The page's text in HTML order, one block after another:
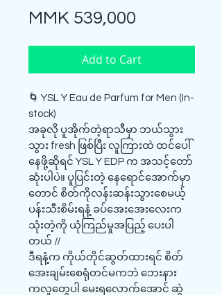
MMK 539,000
Add to Cart
🌀 YSL Y Eau de Parfum for Men (In-
stock)
အခုလို ပူအိုက်တဲ့ရာသီမှာ ဘယ်သွား
သွား fresh ဖြစ်ပြီး လူကြားထဲ ထင်ပေါ်
နေဖို့ဆိုရင် YSL Y EDP က အသင့်တော်
ဆုံးပါပဲ။ ပူပြင်းတဲ့ နေရောင်အောက်မှာ
တောင် စိတ်ကိုလန်းဆန်းသွားစေမယ့်
ပန်းသီးစိမ်းရနံ့ ခပ်အေးအေးလေးက
သုံးတဲ့ကို ယုံကြည်မှုအပြည့် ပေးပါ
တယ် //
ဒီရနံ့က ကိုယ်တိုင်ဆွတ်ထားရင် စိတ်
အေးချမ်းစေရုံတင်မကဘဲ ဘေးနား
ကလူတွေပါ မေးရလောက်အောင် ဆွဲ